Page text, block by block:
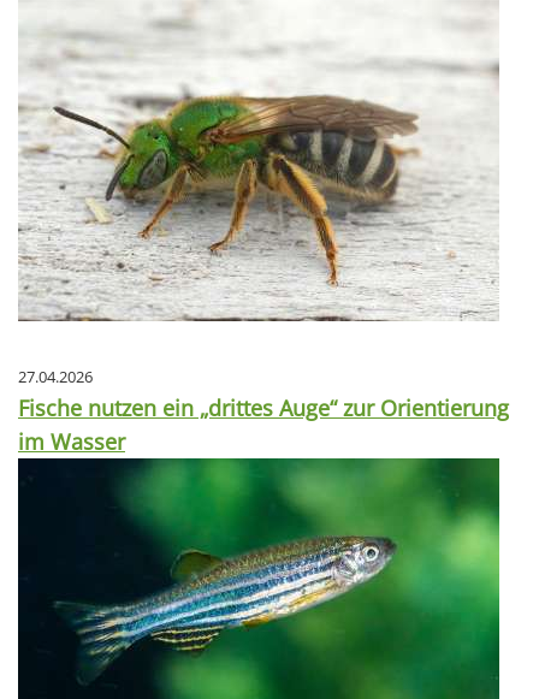
27.04.2026
Fische nutzen ein „drittes Auge“ zur Orientierung
im Wasser